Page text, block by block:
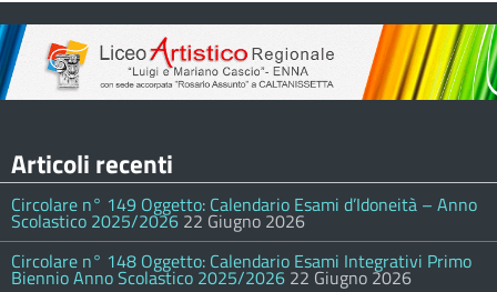
Articoli recenti
Circolare n° 149 Oggetto: Calendario Esami d’Idoneità – Anno
Scolastico 2025/2026 22 Giugno 2026
Circolare n° 148 Oggetto: Calendario Esami Integrativi Primo
Biennio Anno Scolastico 2025/2026 22 Giugno 2026